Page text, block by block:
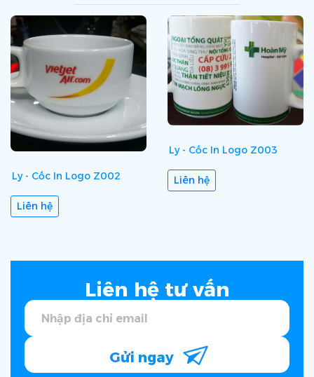
Ly - Cốc In Logo Z002
Liên hệ
Ly - Cốc In Logo Z003
Liên hệ
Liên hệ tư vấn
Gửi ngay